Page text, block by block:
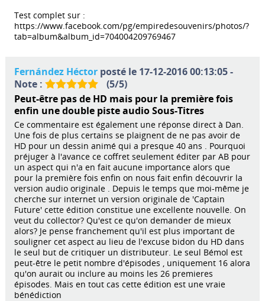
Test complet sur :
https://www.facebook.com/pg/empiredesouvenirs/photos/?
tab=album&album_id=704004209769467
Fernández Héctorposté le 17-12-2016 00:13:05 -
Note :
(5/5)
Peut-être pas de HD mais pour la première fois
enfin une double piste audio Sous-Titres
Ce commentaire est également une réponse direct à Dan.
Une fois de plus certains se plaignent de ne pas avoir de
HD pour un dessin animé qui a presque 40 ans . Pourquoi
préjuger à l'avance ce coffret seulement éditer par AB pour
un aspect qui n'a en fait aucune importance alors que
pour la première fois enfin on nous fait enfin découvrir la
version audio originale . Depuis le temps que moi-même je
cherche sur internet un version originale de 'Captain
Future' cette édition constitue une excellente nouvelle. On
veut du collector? Qu'est ce qu'on demander de mieux
alors? Je pense franchement qu'il est plus important de
souligner cet aspect au lieu de l'excuse bidon du HD dans
le seul but de critiquer un distributeur. Le seul Bémol est
peut-être le petit nombre d'épisodes , uniquement 16 alora
qu'on aurait ou inclure au moins les 26 premieres
épisodes. Mais en tout cas cette édition est une vraie
bénédiction